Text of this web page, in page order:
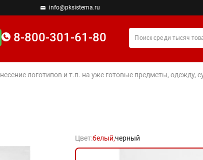
info@pksistema.ru
8-800-301-61-80
логотипов и т.п. на уже готовые предметы, одежду,
Цвет:белый,черный